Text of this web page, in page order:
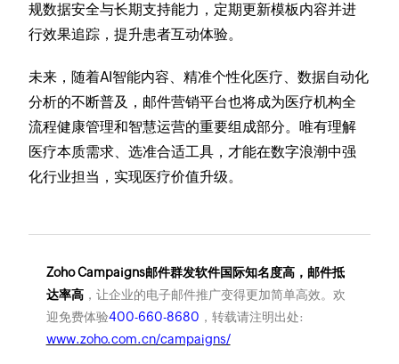
规数据安全与长期支持能力，定期更新模板内容并进
行效果追踪，提升患者互动体验。
未来，随着AI智能内容、精准个性化医疗、数据自动化
分析的不断普及，邮件营销平台也将成为医疗机构全
流程健康管理和智慧运营的重要组成部分。唯有理解
医疗本质需求、选准合适工具，才能在数字浪潮中强
化行业担当，实现医疗价值升级。
Zoho Campaigns邮件群发软件国际知名度高，邮件抵
达率高，让企业的电子邮件推广变得更加简单高效。欢
迎免费体验400-660-8680 ，转载请注明出处:
www.zoho.com.cn/campaigns/